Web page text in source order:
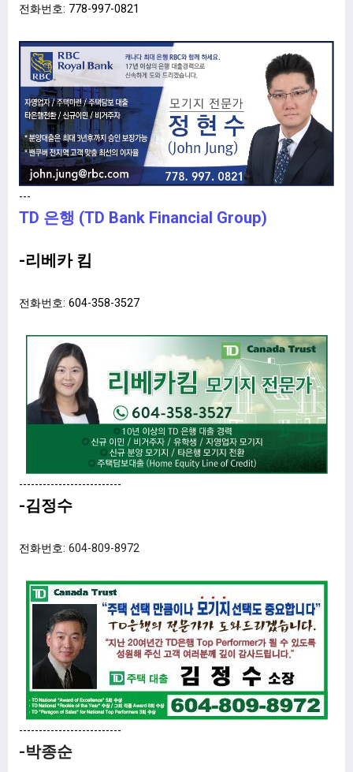
전화번호: 778-997-0821
---
TD 은행 (TD Bank Financial Group)
-리베카 킴
전화번호: 604-358-3527
--------------------------
-김정수
전화번호: 604-809-8972
--------------------------
-박종순